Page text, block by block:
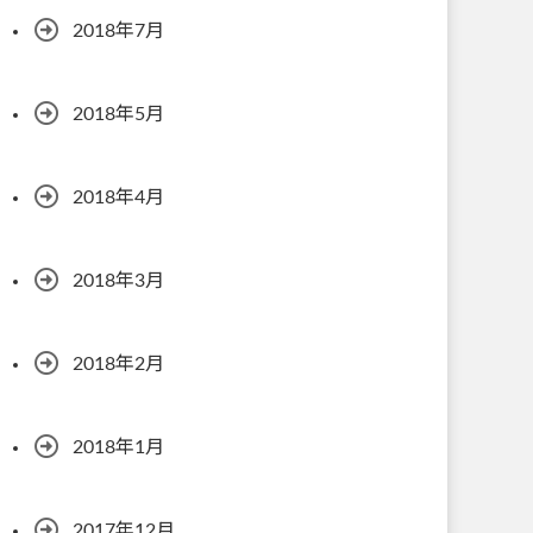
2018年7月
2018年5月
2018年4月
2018年3月
2018年2月
2018年1月